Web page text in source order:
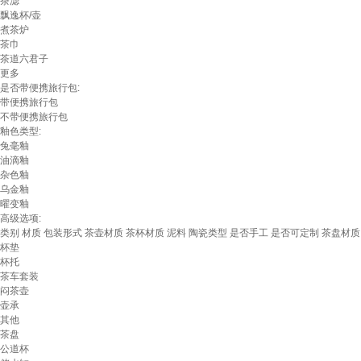
飘逸杯/壶
煮茶炉
茶巾
茶道六君子
更多
是否带便携旅行包:
带便携旅行包
不带便携旅行包
釉色类型:
兔毫釉
‌油滴釉
杂色釉
乌金釉
‌曜变釉
高级选项:
类别 材质 包装形式 茶壶材质 茶杯材质 泥料 陶瓷类型 是否手工 是否可定制 茶盘材质
杯垫
杯托
茶车套装
闷茶壶
壶承
其他
茶盘
公道杯